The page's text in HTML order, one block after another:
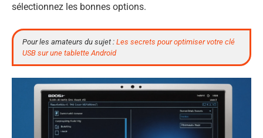
sélectionnez les bonnes options.
Pour les amateurs du sujet : Les secrets pour optimiser votre clé
USB sur une tablette Android